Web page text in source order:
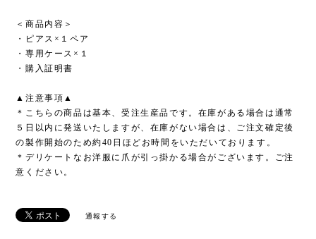
＜商品内容＞
・ピアス×１ペア
・専用ケース×１
・購入証明書
▲注意事項▲
＊こちらの商品は基本、受注生産品です。在庫がある場合は通常
５日以内に発送いたしますが、在庫がない場合は、ご注文確定後
の製作開始のため約40日ほどお時間をいただいております。
＊デリケートなお洋服に爪が引っ掛かる場合がございます。ご注
意ください。
通報する